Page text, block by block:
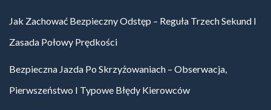
Jak Zachować Bezpieczny Odstęp – Reguła Trzech Sekund I
Zasada Połowy Prędkości
Bezpieczna Jazda Po Skrzyżowaniach – Obserwacja,
Pierwszeństwo I Typowe Błędy Kierowców